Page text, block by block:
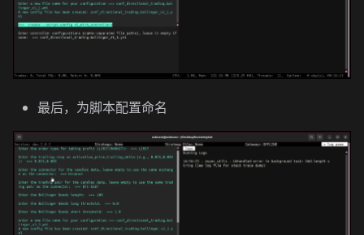
最后，为脚本配置命名